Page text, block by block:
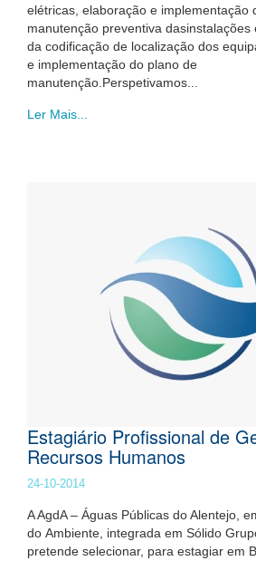
elétricas, elaboração e implementação
manutenção preventiva dasinstalações
da codificação de localização dos
e implementação do plano de
manutenção.Perspetivamos...
Ler Mais...
Estagiário Profissional de
Recursos Humanos
24-10-2014
A AgdA – Águas Públicas do Alentejo,
do Ambiente, integrada em Sólido
pretende selecionar, para estagiar em